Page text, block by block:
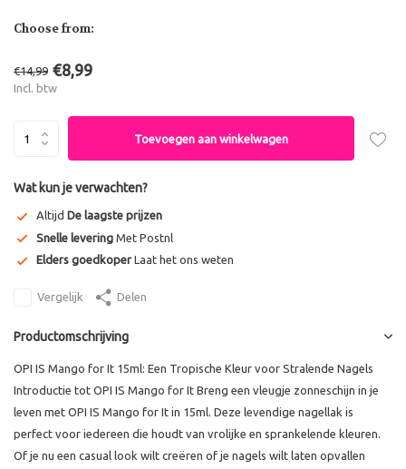
Choose from:
€14,99 €8,99
Incl. btw
Toevoegen aan winkelwagen
Wat kun je verwachten?
Altijd De laagste prijzen
Snelle levering Met Postnl
Elders goedkoper Laat het ons weten
Vergelijk Delen
Productomschrijving
OPI IS Mango for It 15ml: Een Tropische Kleur voor Stralende Nagels
Introductie tot OPI IS Mango for It Breng een vleugje zonneschijn in je
leven met OPI IS Mango for It in 15ml. Deze levendige nagellak is
perfect voor iedereen die houdt van vrolijke en sprankelende kleuren.
Of je nu een casual look wilt creëren of je nagels wilt laten opvallen